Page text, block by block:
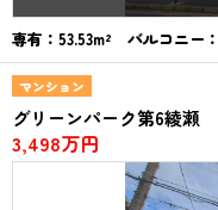
専有：53.53m² バルコニー
マンション
グリーンパーク第6綾瀬
3,498万円